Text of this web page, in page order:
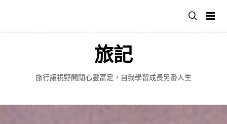
主
旅記
旅行讓視野開闊心靈富足，自我學習成長另番人生